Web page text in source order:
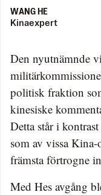
WANG HE
Kinaexpert
Den nyutnämnde
politisk fraktion
kinesiske
Detta står i
som av vissa
främsta förtrogne
Med Hes avgång